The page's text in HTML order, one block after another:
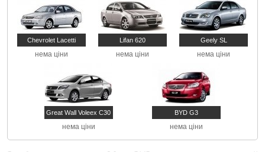
Chevrolet Lacetti
нема ціни
Lifan 620
нема ціни
Geely SL
нема ціни
Great Wall Voleex C30
нема ціни
BYD G3
нема ціни